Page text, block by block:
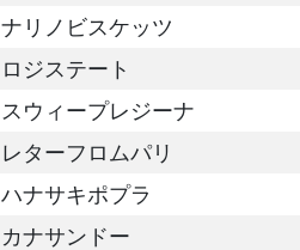
ナリノビスケッツ
ロジステート
スウィープレジーナ
レターフロムパリ
ハナサキポプラ
カナサンドー